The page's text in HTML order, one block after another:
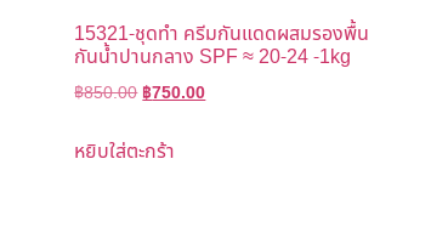
15321-ชุดทำ ครีมกันแดดผสมรองพื้น
กันน้ำปานกลาง SPF ≈ 20-24 -1kg
฿850.00 ฿750.00
หยิบใส่ตะกร้า